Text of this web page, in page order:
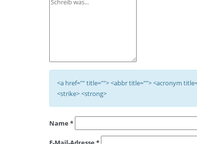
<a href="" title=""> <abbr title=""> <acronym
<strike> <strong>
Name *